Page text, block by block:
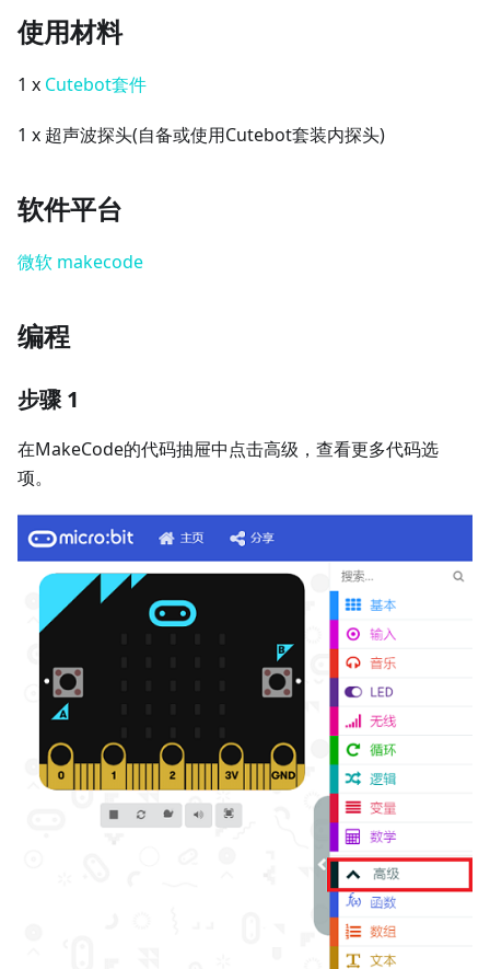
使用材料
1 x Cutebot套件
1 x 超声波探头(自备或使用Cutebot套装内探头)
软件平台
微软 makecode
编程
步骤 1
在MakeCode的代码抽屉中点击高级，查看更多代码选
项。